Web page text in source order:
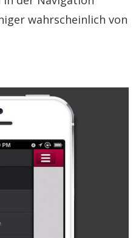
wahrscheinlich von